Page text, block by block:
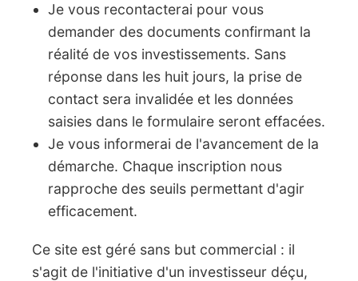
Je vous recontacterai pour vous
demander des documents confirmant la
réalité de vos investissements. Sans
réponse dans les huit jours, la prise de
contact sera invalidée et les données
saisies dans le formulaire seront effacées.
Je vous informerai de l'avancement de la
démarche. Chaque inscription nous
rapproche des seuils permettant d'agir
efficacement.
Ce site est géré sans but commercial : il
s'agit de l'initiative d'un investisseur déçu,